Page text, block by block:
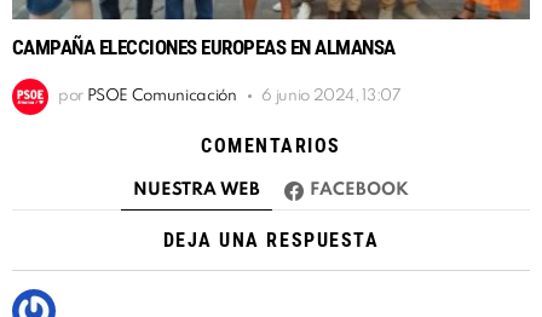
CAMPAÑA ELECCIONES EUROPEAS EN ALMANSA
por PSOE Comunicación 6 junio 2024, 13:07
COMENTARIOS
NUESTRA WEB FACEBOOK
DEJA UNA RESPUESTA